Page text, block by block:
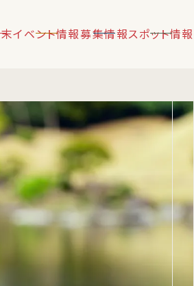
イベント情報募集情報スポット情報